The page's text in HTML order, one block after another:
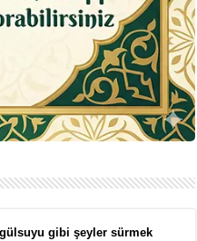
gibi şeyler sürmek